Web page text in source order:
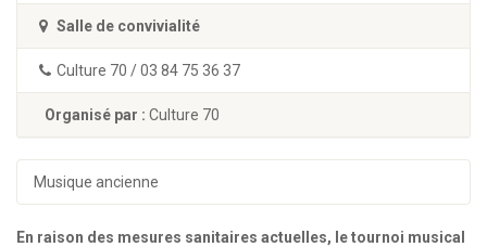
Salle de convivialité
Culture 70 / 03 84 75 36 37
Organisé par : Culture 70
Musique ancienne
En raison des mesures sanitaires actuelles, le tournoi musical